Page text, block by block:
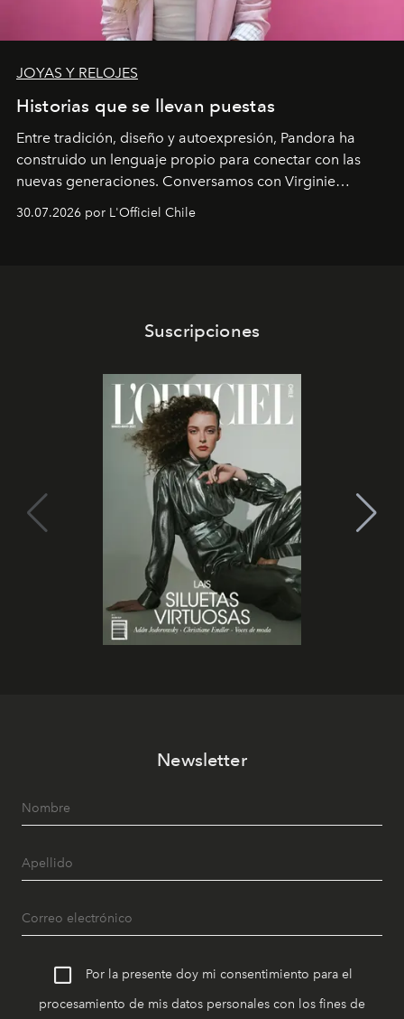
JOYAS Y RELOJES
Historias que se llevan puestas
Entre tradición, diseño y autoexpresión, Pandora ha
construido un lenguaje propio para conectar con las
nuevas generaciones. Conversamos con Virginie
Dubray, la responsable de marketing para
Latinoamérica, sobre identidad, cultura y el valor
30.07.2026 por L'Officiel Chile
Suscripciones
Newsletter
Por la presente doy mi consentimiento para el
procesamiento de mis datos personales con los fines de